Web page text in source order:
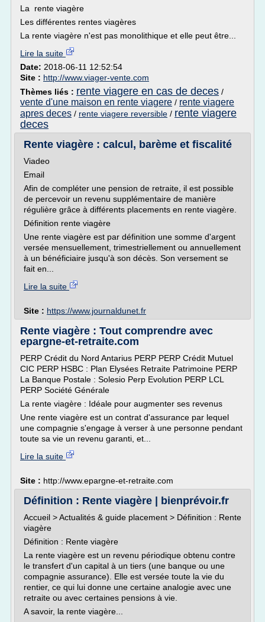
La rente viagère
Les différentes rentes viagères
La rente viagère n'est pas monolithique et elle peut être...
Lire la suite
Date: 2018-06-11 12:52:54
Site : http://www.viager-vente.com
Thèmes liés : rente viagere en cas de deces /
vente d'une maison en rente viagere / rente viagere
apres deces / rente viagere reversible / rente viagere
deces
Rente viagère : calcul, barème et fiscalité
Viadeo
Email
Afin de compléter une pension de retraite, il est possible
de percevoir un revenu supplémentaire de manière
régulière grâce à différents placements en rente viagère.
Définition rente viagère
Une rente viagère est par définition une somme d'argent
versée mensuellement, trimestriellement ou annuellement
à un bénéficiaire jusqu'à son décès. Son versement se
fait en...
Lire la suite
Site : https://www.journaldunet.fr
Rente viagère : Tout comprendre avec
epargne-et-retraite.com
PERP Crédit du Nord Antarius PERP PERP Crédit Mutuel
CIC PERP HSBC : Plan Elysées Retraite Patrimoine PERP
La Banque Postale : Solesio Perp Evolution PERP LCL
PERP Société Générale
La rente viagère : Idéale pour augmenter ses revenus
Une rente viagère est un contrat d'assurance par lequel
une compagnie s'engage à verser à une personne pendant
toute sa vie un revenu garanti, et...
Lire la suite
Site : http://www.epargne-et-retraite.com
Définition : Rente viagère | bienprévoir.fr
Accueil > Actualités & guide placement > Définition : Rente
viagère
Définition : Rente viagère
La rente viagère est un revenu périodique obtenu contre
le transfert d'un capital à un tiers (une banque ou une
compagnie assurance). Elle est versée toute la vie du
rentier, ce qui lui donne une certaine analogie avec une
retraite ou avec certaines pensions à vie.
A savoir, la rente viagère...